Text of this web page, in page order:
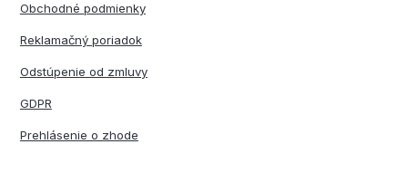
Obchodné podmienky
Reklamačný poriadok
Odstúpenie od zmluvy
GDPR
Prehlásenie o zhode